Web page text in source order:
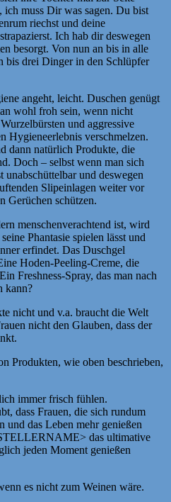
muss Dir was sagen. Du bist
riechst und deine
Ich hab dir deswegen
besorgt. Von nun an bis in alle
bis drei Dinger in den Schlüpfer
angeht, leicht. Duschen genügt
wohl froh sein, wenn nicht
und aggressive
Hygieneerlebnis verschmelzen.
dann natürlich Produkte, die
Doch – selbst wenn man sich
und deswegen
Slipeinlagen weiter vor
Gerüchen schützen.
menschenverachtend ist, wird
Phantasie spielen lässt und
erfindet. Das Duschgel
Hoden-Peeling-Creme, die
Freshness-Spray, das man nach
kann?
nicht und v.a. braucht die Welt
nicht den Glauben, dass der
Produkten, wie oben beschrieben,
immer frisch fühlen.
dass Frauen, die sich rundum
und das Leben mehr genießen
das ultimative
jeden Moment genießen
es nicht zum Weinen wäre.